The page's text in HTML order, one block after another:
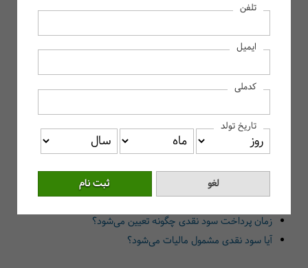
سود نقدی یا DPS چیست؟
مزایا و معایب دریافت سود نقدی برای سهامداران
نکات قانونی و مالیاتی مرتبط با سود نقدی در ایران
سخن آخر
تفاوت سود نقدی با سود سهمی چیست؟
زمان پرداخت سود نقدی چگونه تعیین می‌شود؟
آیا سود نقدی مشمول مالیات می‌شود؟
تلفن
ایمیل
کدملی
تاریخ تولد